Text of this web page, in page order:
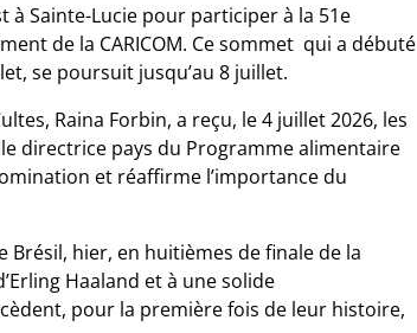
à Sainte-Lucie pour participer à la 51e
de la CARICOM. Ce sommet qui a débuté
se poursuit jusqu’au 8 juillet.
Raina Forbin, a reçu, le 4 juillet 2026, les
directrice pays du Programme alimentaire
et réaffirme l’importance du
Brésil, hier, en huitièmes de finale de la
Haaland et à une solide
pour la première fois de leur histoire,